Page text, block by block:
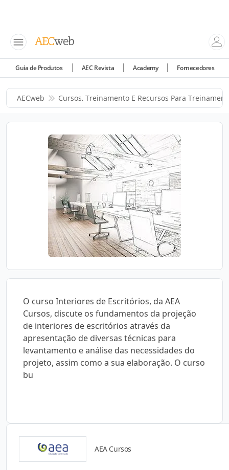
Guia de Produtos AEC Revista Academy Fornecedores
AECweb Cursos, Treinamento E Recursos Para
O curso Interiores de Escritórios, da AEA
Cursos, discute os fundamentos da projeção
de interiores de escritórios através da
apresentação de diversas técnicas para
levantamento e análise das necessidades do
projeto, assim como a sua elaboração. O curso
bu
AEA Cursos
Detalhes do produto